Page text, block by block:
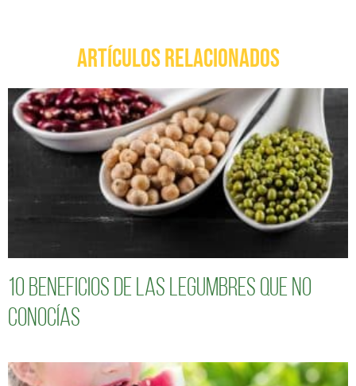
ARTÍCULOS RELACIONADOS
10 Beneficios de las legumbres que no
conocías